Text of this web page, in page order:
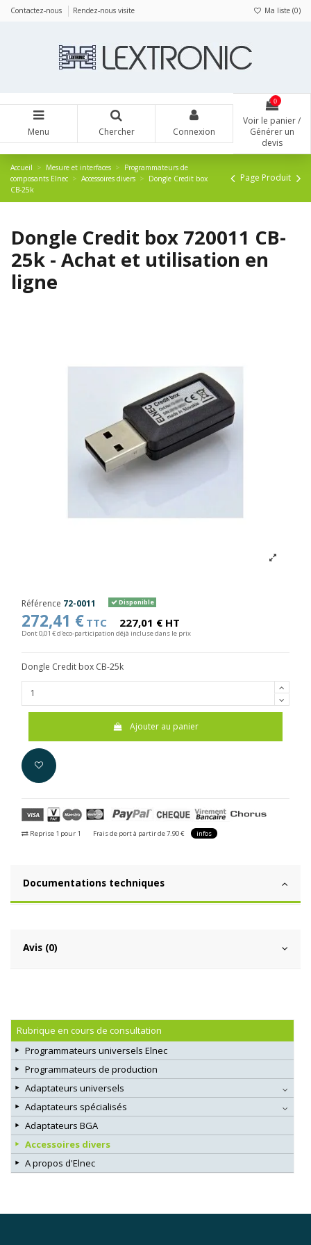
Contactez-nous Rendez-nous visite Ma liste (0)
Menu Chercher Connexion
0
Voir le panier /
Générer un
devis
Accueil Mesure et interfaces
Programmateurs de
composants Elnec
Accessoires divers
Dongle Credit box
CB-25k
Page Produit
Dongle Credit box 720011 CB-
25k - Achat et utilisation en
ligne
Référence 72-0011 Disponible
272,41 € TTC 227,01 € HT
Dont 0,01 € d'eco-participation déjà incluse dans le prix
Dongle Credit box CB-25k
Ajouter au panier
Reprise 1 pour 1 Frais de port à partir de 7.90 € infos
Documentations techniques
Avis (0)
Rubrique en cours de consultation
Programmateurs universels Elnec
Programmateurs de production
Adaptateurs universels
Adaptateurs spécialisés
Adaptateurs BGA
Accessoires divers
A propos d'Elnec
Panneau de gestion des cookies